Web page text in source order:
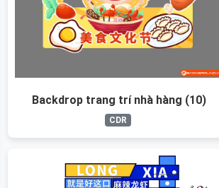
Backdrop trang trí nhà hàng (10)
CDR